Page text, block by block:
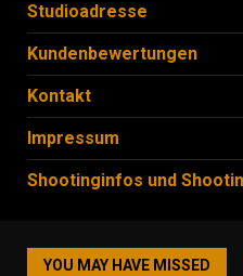
Studioadresse
Kundenbewertungen
Kontakt
Impressum
Shootinginfos und
YOU MAY HAVE MISSED